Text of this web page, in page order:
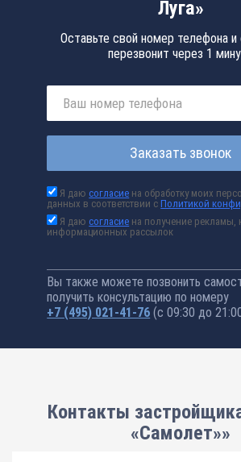
Луга»
Оставьте свой номер телефона и
перезвонит через 1
Заказать звонок
Я даюсогласие на обработку моих
данных в соответствии сПолитикой
Я даюсогласие на получение рекламы,
информационных рассылок
Вы также можете позвонить
получить консультацию по номеру
+7 (495) 021-41-76 (с 09:30 до
Контакты
«Самолет»»